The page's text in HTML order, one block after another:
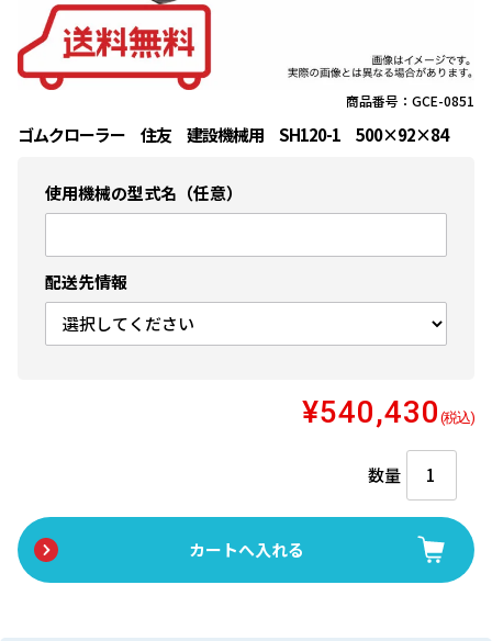
商品番号：GCE-0851
ゴムクローラー 住友 建設機械用 SH120-1 500×92×84
使用機械の型式名（任意）
配送先情報
¥540,430 (税込)
数量